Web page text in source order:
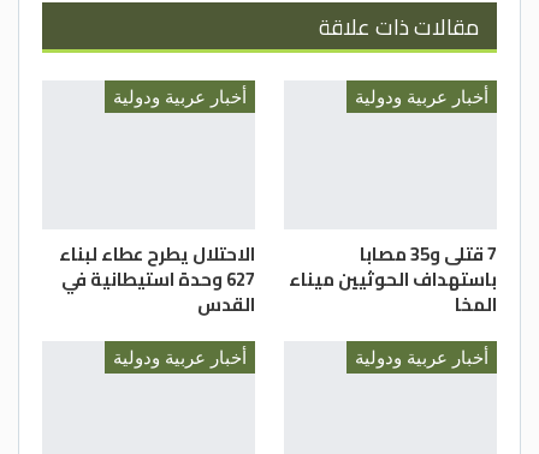
ورئاسة أمن الدولة إذ تعلن عن ذلك لتؤكد
مواصلتها بعزيمة وإصرار وحزم في التصدي لكل
من تسوّل له نفسه المساس بأمن هذه البلاد
وكالات
مقالات ذات علاقة
أخبار عربية ودولية
7 قتلى و35 مصابا
باستهداف الحوثيين ميناء
المخا
أخبار عربية ودولية
الاحتلال يطرح عطاء لبناء
627 وحدة استيطانية في
القدس
أخبار عربية ودولية أخبار عربية ودولية